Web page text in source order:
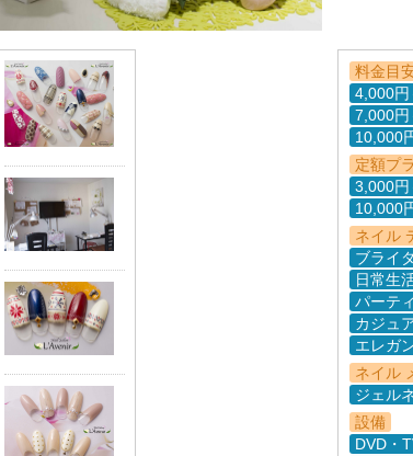
料金目
4,000円
7,000円
10,000
定額プ
3,000円
10,000
ネイル
ブライ
日常生
パーテ
カジュ
エレガ
ネイル
ジェル
設備
DVD・